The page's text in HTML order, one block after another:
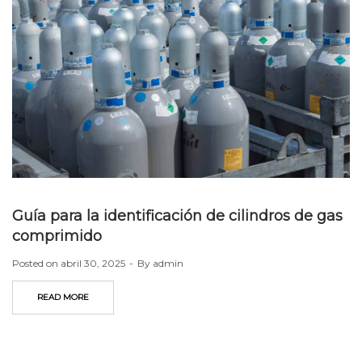
Guía para la identificación de cilindros de gas
comprimido
Posted on abril 30, 2025 By admin
READ MORE